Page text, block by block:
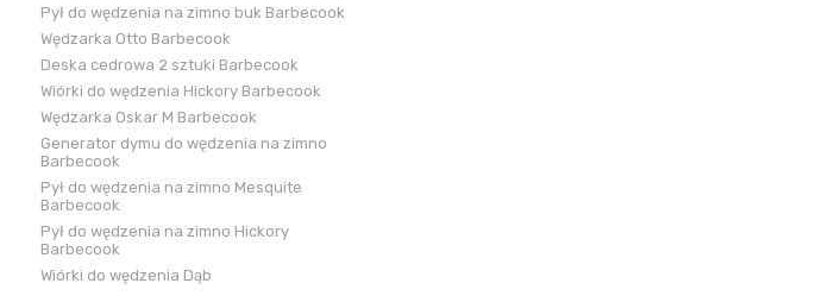
Pył do wędzenia na zimno buk Barbecook
Wędzarka Otto Barbecook
Deska cedrowa 2 sztuki Barbecook
Wiórki do wędzenia Hickory Barbecook
Wędzarka Oskar M Barbecook
Generator dymu do wędzenia na zimno
Barbecook
Pył do wędzenia na zimno Mesquite
Barbecook
Pył do wędzenia na zimno Hickory
Barbecook
Wiórki do wędzenia Dąb